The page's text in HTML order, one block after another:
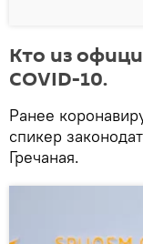
Кто из
COVID-10.
Ранее
спикер
Гречаная.